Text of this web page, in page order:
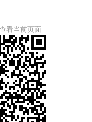
看当前页面